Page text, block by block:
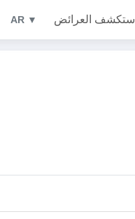
AR ▼ استكشف العرائض